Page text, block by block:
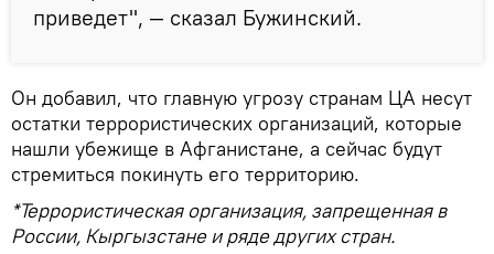
приведет", — сказал Бужинский.
Он добавил, что главную угрозу странам ЦА несут
остатки террористических организаций, которые
нашли убежище в Афганистане, а сейчас будут
стремиться покинуть его территорию.
*Террористическая организация, запрещенная в
России, Кыргызстане и ряде других стран.